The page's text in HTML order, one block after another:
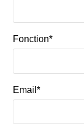
Fonction*
Email*